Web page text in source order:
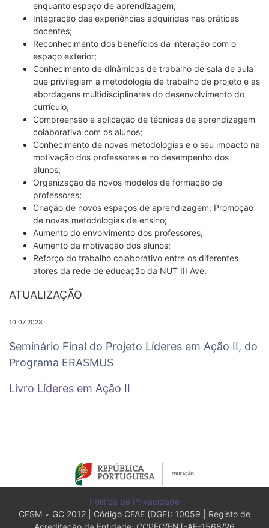
enquanto espaço de aprendizagem;
Integração das experiências adquiridas nas práticas
docentes;
Reconhecimento dos benefícios da interação com o
espaço exterior;
Conhecimento de dinâmicas de trabalho de sala de aula
que privilegiam a metodologia de trabalho de projeto e as
abordagens multidisciplinares do desenvolvimento do
currículo;
Compreensão e aplicação de técnicas de aprendizagem
colaborativa com os alunos;
Conhecimento de novas metodologias e o seu impacto na
motivação dos professores e no desempenho dos
alunos;
Organização de novos modelos de formação de
professores;
Criação de novos espaços de aprendizagem; Promoção
de novas metodologias de ensino;
Aumento do envolvimento dos professores;
Aumento da motivação dos alunos;
Reforço do trabalho colaborativo entre os diferentes
atores da rede de educação da NUT III Ave.
ATUALIZAÇÃO
10.07.2023
Seminário Final do Projeto Líderes em Ação II, do
Programa ERASMUS
Livro Líderes em Ação II
Política de Privacidade
CFSM ∘ GC 2012 | Código CFAE (DGE): 10059 | Registo de